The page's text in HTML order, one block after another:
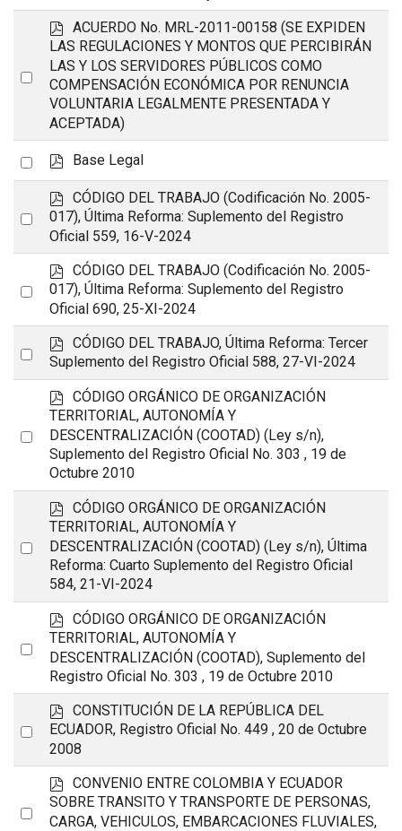
item
Select
p
d
f
ACUERDO No. MRL-2011-00158 (SE EXPIDEN
LAS REGULACIONES Y MONTOS QUE PERCIBIRÁN
LAS Y LOS SERVIDORES PÚBLICOS COMO
COMPENSACIÓN ECONÓMICA POR RENUNCIA
VOLUNTARIA LEGALMENTE PRESENTADA Y
ACEPTADA)
Select
an
p
d
Base Legal
Select
p
d
f
CÓDIGO DEL TRABAJO (Codificación No. 2005-
017), Última Reforma: Suplemento del Registro
Oficial 559, 16-V-2024
Select
p
d
f
CÓDIGO DEL TRABAJO (Codificación No. 2005-
017), Última Reforma: Suplemento del Registro
Oficial 690, 25-XI-2024
Select
an
p
d
f
CÓDIGO DEL TRABAJO, Última Reforma: Tercer
Suplemento del Registro Oficial 588, 27-VI-2024
Select
p
d
f
CÓDIGO ORGÁNICO DE ORGANIZACIÓN
TERRITORIAL, AUTONOMÍA Y
DESCENTRALIZACIÓN (COOTAD) (Ley s/n),
Suplemento del Registro Oficial No. 303 , 19 de
Octubre 2010
Select
p
d
f
CÓDIGO ORGÁNICO DE ORGANIZACIÓN
TERRITORIAL, AUTONOMÍA Y
DESCENTRALIZACIÓN (COOTAD) (Ley s/n), Última
Reforma: Cuarto Suplemento del Registro Oficial
584, 21-VI-2024
Select
item
p
d
f
CÓDIGO ORGÁNICO DE ORGANIZACIÓN
TERRITORIAL, AUTONOMÍA Y
DESCENTRALIZACIÓN (COOTAD), Suplemento del
Registro Oficial No. 303 , 19 de Octubre 2010
Select
p
d
f
CONSTITUCIÓN DE LA REPÚBLICA DEL
ECUADOR, Registro Oficial No. 449 , 20 de Octubre
2008
Select
p
d
f
CONVENIO ENTRE COLOMBIA Y ECUADOR
SOBRE TRANSITO Y TRANSPORTE DE PERSONAS,
CARGA, VEHICULOS, EMBARCACIONES FLUVIALES,